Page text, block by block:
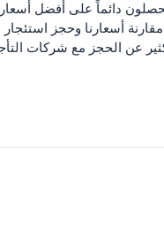
دائماً على أفضل
عن الحجز مع شركات